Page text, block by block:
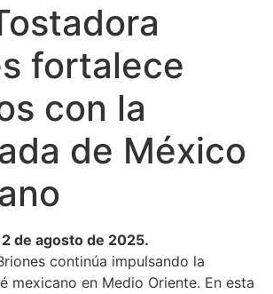
fortalece
con la
de México
de agosto de 2025.
continúa impulsando la
mexicano en Medio Oriente. En esta